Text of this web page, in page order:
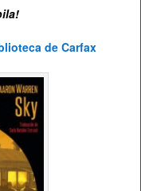
de Carfax